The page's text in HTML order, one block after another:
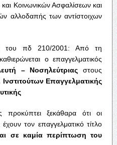
Κοινωνικών Ασφαλίσεων και
αλλοδαπής των αντίστοιχων
πδ 210/2001: Από τη
ο επαγγελματικός
– Νοσηλεύτριας στους
Ινστιτούτων Επαγγελματικής
προκύπτει ξεκάθαρα ότι οι
τον επαγγελματικό τίτλο
σε καμία περίπτωση του